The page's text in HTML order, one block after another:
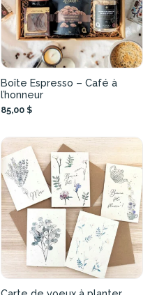
Boîte Espresso – Café à
l’honneur
85,00 $